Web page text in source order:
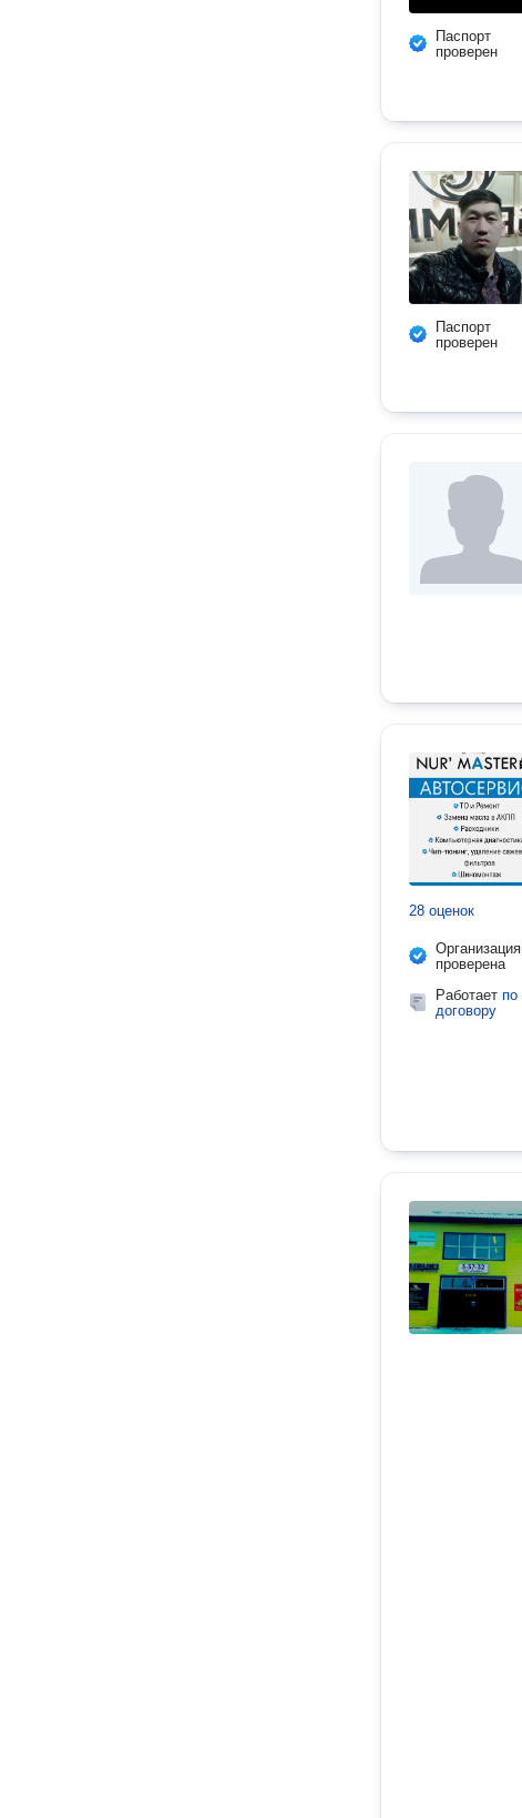
Паспорт
проверен
Паспорт
проверен
28 оценок
Организация
проверена
Работает по
договору